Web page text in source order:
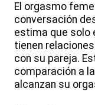
El orgasmo
conversación
estima que solo
tienen
con su pareja.
comparación a
alcanzan su